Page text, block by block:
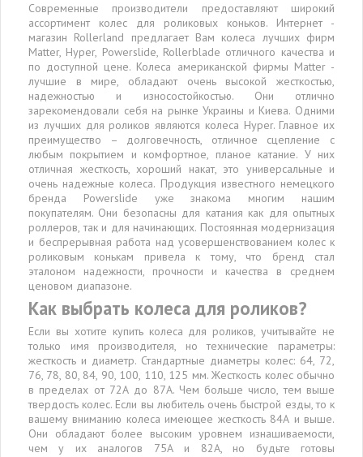
Современные производители предоставляют широкий
ассортимент колес для роликовых коньков. Интернет -
магазин Rollerland предлагает Вам колеса лучших фирм
Matter, Hyper, Powerslide, Rollerblade отличного качества и
по доступной цене. Колеса американской фирмы Matter -
лучшие в мире, обладают очень высокой жесткостью,
надежностью и износостойкостью. Они отлично
зарекомендовали себя на рынке Украины и Киева. Одними
из лучших для роликов являются колеса Hyper. Главное их
преимущество – долговечность, отличное сцепление с
любым покрытием и комфортное, планое катание. У них
отличная жесткость, хороший накат, это универсальные и
очень надежные колеса. Продукция известного немецкого
бренда Powerslide уже знакома многим нашим
покупателям. Они безопасны для катания как для опытных
роллеров, так и для начинающих. Постоянная модернизация
и беспрерывная работа над усовершенствованием колес к
роликовым конькам привела к тому, что бренд стал
эталоном надежности, прочности и качества в среднем
ценовом диапазоне.
Как выбрать колеса для роликов?
Если вы хотите купить колеса для роликов, учитывайте не
только имя производителя, но технические параметры:
жесткость и диаметр. Стандартные диаметры колес: 64, 72,
76, 78, 80, 84, 90, 100, 110, 125 мм. Жесткость колес обычно
в пределах от 72А до 87А. Чем больше число, тем выше
твердость колес. Если вы любитель очень быстрой езды, то к
вашему вниманию колеса имеющее жесткость 84А и выше.
Они обладают более высоким уровнем изнашиваемости,
чем у их аналогов 75А и 82А, но будьте готовы